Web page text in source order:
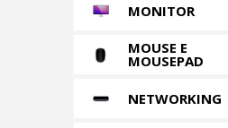
MONITOR
MOUSE E
MOUSEPAD
NETWORKING